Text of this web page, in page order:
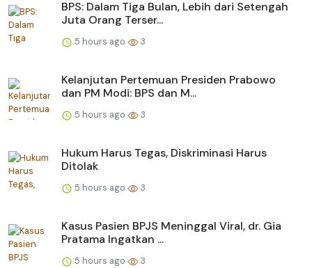
BPS: Dalam Tiga Bulan, Lebih dari Setengah
Juta Orang Terser...
5 hours ago 3
Kelanjutan Pertemuan Presiden Prabowo
dan PM Modi: BPS dan M...
5 hours ago 3
Hukum Harus Tegas, Diskriminasi Harus
Ditolak
5 hours ago 3
Kasus Pasien BPJS Meninggal Viral, dr. Gia
Pratama Ingatkan ...
5 hours ago 3